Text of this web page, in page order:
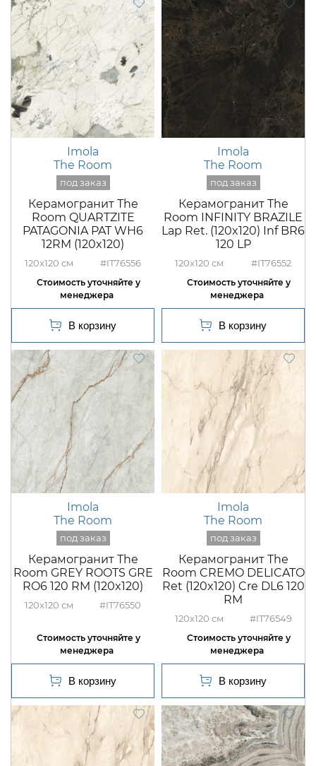
Imola
The Room
Керамогранит The
Room QUARTZITE
PATAGONIA PAT WH6
12RM (120x120)
120x120 #IT76556
Imola
The Room
Керамогранит The
Room INFINITY BRAZILE
Lap Ret. (120x120) Inf BR6
120 LP
120x120 #IT76552
Imola
The Room
Керамогранит The
Room GREY ROOTS GRE
RO6 120 RM (120x120)
120x120 #IT76550
Imola
The Room
Керамогранит The
Room CREMO DELICATO
Ret (120x120) Cre DL6 120
RM
120x120 #IT76549